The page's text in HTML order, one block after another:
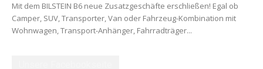
Mit dem BILSTEIN B6 neue Zusatzgeschäfte erschließen! Egal ob
Camper, SUV, Transporter, Van oder Fahrzeug-Kombination mit
Wohnwagen, Transport-Anhänger, Fahrradträger...